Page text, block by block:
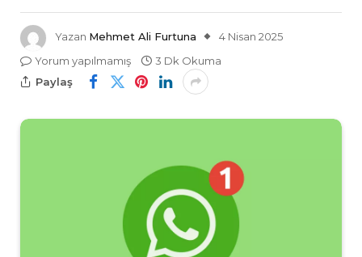
Yazan Mehmet Ali Furtuna
4 Nisan 2025
Yorum yapılmamış
3 Dk Okuma
Paylaş